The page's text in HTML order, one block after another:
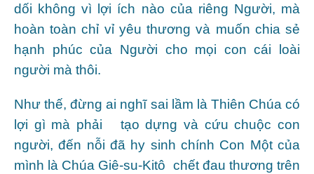
dối không vì lợi ích nào của riêng Người, mà
hoàn toàn chỉ vỉ yêu thương và muốn chia sẻ
hạnh phúc của Người cho mọi con cái loài
người mà thôi.
Như thế, đừng ai nghĩ sai lầm là Thiên Chúa có
lợi gì mà phải tạo dựng và cứu chuộc con
người, đến nỗi đã hy sinh chính Con Một của
mình là Chúa Giê-su-Kitô chết đau thương trên